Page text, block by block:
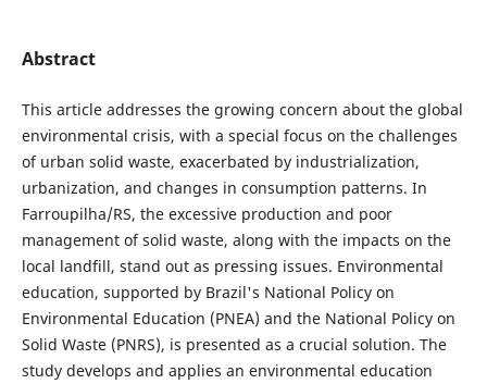
Abstract
This article addresses the growing concern about the global
environmental crisis, with a special focus on the challenges
of urban solid waste, exacerbated by industrialization,
urbanization, and changes in consumption patterns. In
Farroupilha/RS, the excessive production and poor
management of solid waste, along with the impacts on the
local landfill, stand out as pressing issues. Environmental
education, supported by Brazil's National Policy on
Environmental Education (PNEA) and the National Policy on
Solid Waste (PNRS), is presented as a crucial solution. The
study develops and applies an environmental education